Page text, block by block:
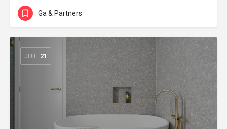
Ga & Partners
JUIL 21